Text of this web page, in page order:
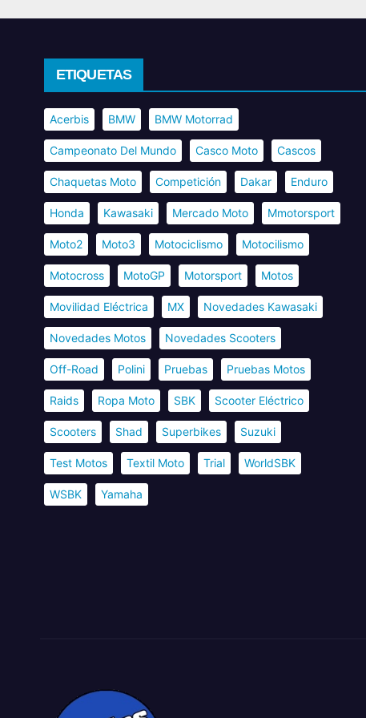
ETIQUETAS
Acerbis BMW BMW Motorrad
Campeonato Del Mundo Casco Moto Cascos
Chaquetas Moto Competición Dakar Enduro
Honda Kawasaki Mercado Moto Mmotorsport
Moto2 Moto3 Motociclismo Motocilismo
Motocross MotoGP Motorsport Motos
Movilidad Eléctrica MX Novedades Kawasaki
Novedades Motos Novedades Scooters
Off-Road Polini Pruebas Pruebas Motos
Raids Ropa Moto SBK Scooter Eléctrico
Scooters Shad Superbikes Suzuki
Test Motos Textil Moto Trial WorldSBK
WSBK Yamaha